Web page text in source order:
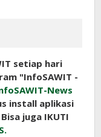
setiap hari
"InfoSAWIT -
News
install aplikasi
juga IKUTI